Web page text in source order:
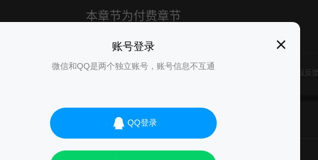
账号登录
微信和QQ是两个独立账号，账号信息不互通
QQ登录